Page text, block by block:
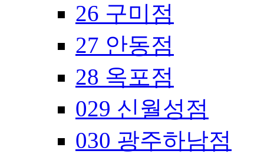
26 구미점
27 안동점
28 옥포점
029 신월성점
030 광주하남점